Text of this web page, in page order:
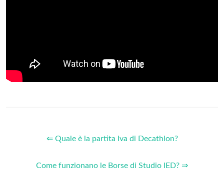
⇐ Quale è la partita Iva di Decathlon?
Come funzionano le Borse di Studio IED? ⇒